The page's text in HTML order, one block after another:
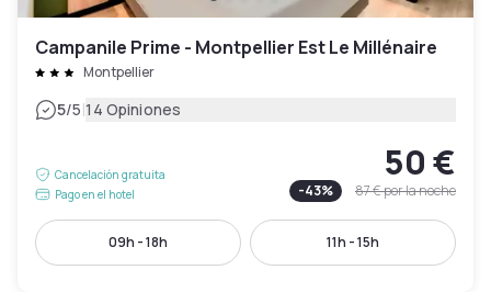
Campanile Prime - Montpellier Est Le Millénaire
Montpellier
5/5|14 Opiniones
Cancelación gratuita
Pago en el hotel
50 €
-43% 87 €por la noche
09h - 18h 11h - 15h